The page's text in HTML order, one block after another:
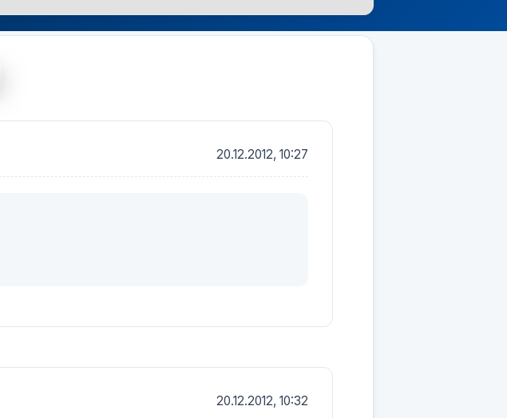
20.12.2012, 10:27
20.12.2012, 10:32